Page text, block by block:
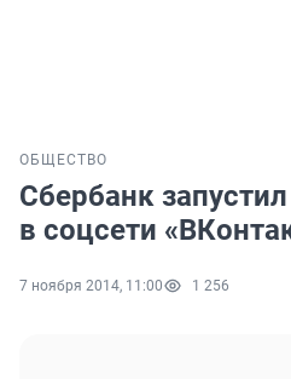
ОБЩЕСТВО
Сбербанк
в соцсети
7 ноября 2014, 11:00 1 256